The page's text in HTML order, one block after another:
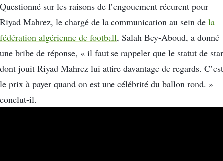
Questionné sur les raisons de l’engouement récurent pour
Riyad Mahrez, le chargé de la communication au sein de la
fédération algérienne de football, Salah Bey-Aboud, a donné
une bribe de réponse, « il faut se rappeler que le statut de star
dont jouit Riyad Mahrez lui attire davantage de regards. C’est
le prix à payer quand on est une célébrité du ballon rond. »
conclut-il.